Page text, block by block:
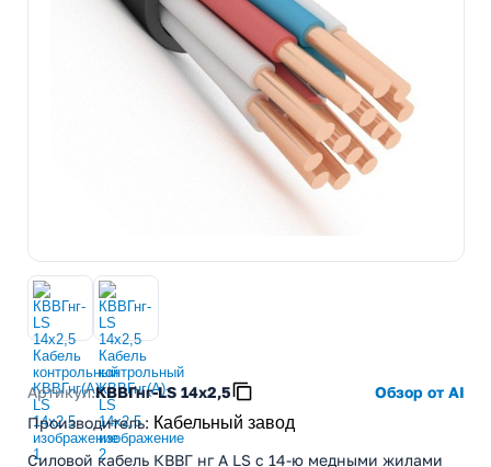
Артикул:КВВГнг-LS 14х2,5
Обзор от AI
Производитель: Кабельный завод
Силовой кабель КВВГ нг А LS с 14-ю медными жилами